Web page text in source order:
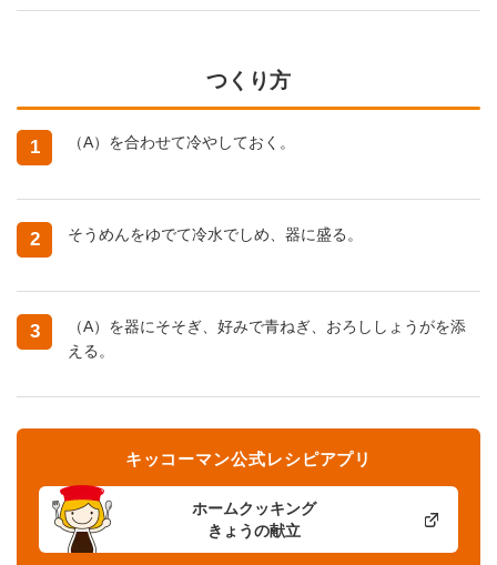
つくり方
1 （A）を合わせて冷やしておく。
2 そうめんをゆでて冷水でしめ、器に盛る。
3
（A）を器にそそぎ、好みで青ねぎ、おろししょうがを添
える。
ホームクッキング
きょうの献立
キッコーマン公式レシピアプリ